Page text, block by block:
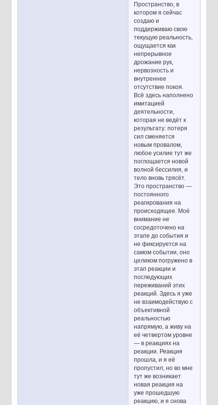
Пространство, в
котором я сейчас
создаю и
поддерживаю свою
текущую реальность,
ощущается как
непрерывное
дрожание рук,
нервозность и
внутреннее
отсутствие покоя.
Всё здесь наполнено
имитацией
деятельности,
которая не ведёт к
результату: потеря
сил сменяется
новым провалом,
любое усилие тут же
поглощается новой
волной бессилия, и
тело вновь трясёт.
Это пространство —
постоянного
реагирования на
происходящее. Моё
внимание не
сосредоточено на
этапе до события и
не фиксируется на
самом событии, оно
целиком погружено в
этап реакции и
последующих
переживаний этих
реакций. Здесь я уже
не взаимодействую с
объективной
реальностью
напрямую, а живу на
её четвертом уровне
— в реакциях на
реакции. Реакция
прошла, и я её
пропустил, но во мне
тут же возникает
новая реакция на
уже прошедшую
реакцию, и я снова